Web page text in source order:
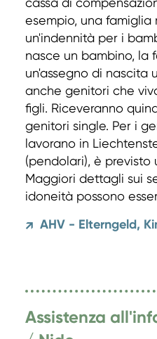
esempio, una famiglia
un'indennità per i
nasce un bambino, la
un'assegno di nascita
anche genitori che
figli. Riceveranno
genitori single. Per i
lavorano in
(pendolari), è previsto
Maggiori dettagli sui
idoneità possono
↗ AHV - Elterngeld,
Assistenza